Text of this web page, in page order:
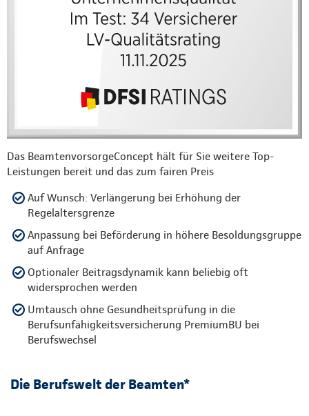
Das BeamtenvorsorgeConcept hält für Sie weitere Top-
Leistungen bereit und das zum fairen Preis
Auf Wunsch: Verlängerung bei Erhöhung der
Regelaltersgrenze
Anpassung bei Beförderung in höhere Besoldungsgruppe
auf Anfrage
Optionaler Beitragsdynamik kann beliebig oft
widersprochen werden
Umtausch ohne Gesundheitsprüfung in die
Berufsunfähigkeitsversicherung PremiumBU bei
Berufswechsel
Die Berufswelt der Beamten*